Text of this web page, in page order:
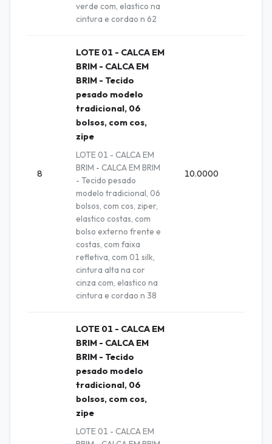
verde com, elastico na
cintura e cordao n 62
8
LOTE 01 - CALCA EM
BRIM - CALCA EM
BRIM - Tecido
pesado modelo
tradicional, 06
bolsos, com cos,
zipe
LOTE 01 - CALCA EM
BRIM - CALCA EM BRIM
- Tecido pesado
modelo tradicional, 06
bolsos, com cos, ziper,
elastico costas, com
bolso externo frente e
costas, com faixa
refletiva, com 01 silk,
cintura alta na cor
cinza com, elastico na
cintura e cordao n 38
10.0000
LOTE 01 - CALCA EM
BRIM - CALCA EM
BRIM - Tecido
pesado modelo
tradicional, 06
bolsos, com cos,
zipe
LOTE 01 - CALCA EM